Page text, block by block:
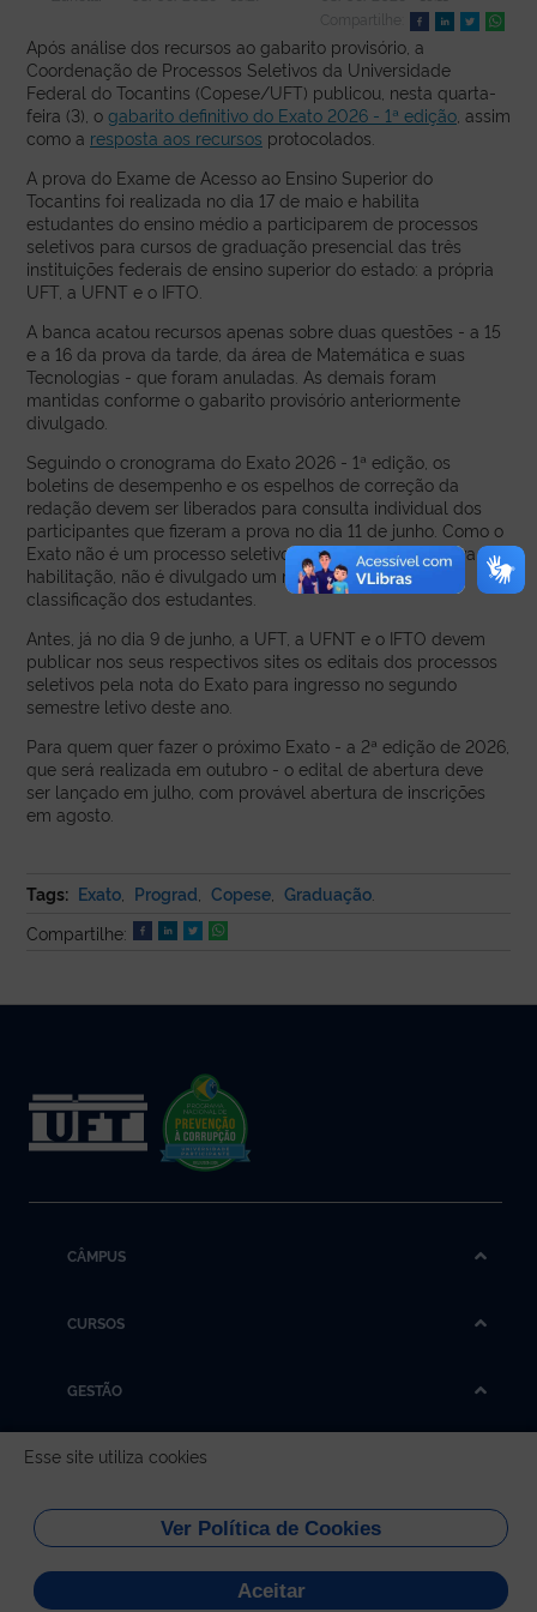
Compartilhe:
Após análise dos recursos ao gabarito provisório, a
Coordenação de Processos Seletivos da Universidade
Federal do Tocantins (Copese/UFT) publicou, nesta quarta-
feira (3), o gabarito definitivo do Exato 2026 - 1ª edição , assim
como a resposta aos recursos protocolados.
A prova do Exame de Acesso ao Ensino Superior do
Tocantins foi realizada no dia 17 de maio e habilita
estudantes do ensino médio a participarem de processos
seletivos para cursos de graduação presencial das três
instituições federais de ensino superior do estado: a própria
UFT, a UFNT e o IFTO.
A banca acatou recursos apenas sobre duas questões - a 15
e a 16 da prova da tarde, da área de Matemática e suas
Tecnologias - que foram anuladas. As demais foram
mantidas conforme o gabarito provisório anteriormente
divulgado.
Seguindo o cronograma do Exato 2026 - 1ª edição, os
boletins de desempenho e os espelhos de correção da
redação devem ser liberados para consulta individual dos
participantes que fizeram a prova no dia 11 de junho. Como o
Exato não é um processo seletivo em si, e sim uma prova de
habilitação, não é divulgado um ranking ou lista de
classificação dos estudantes.
Antes, já no dia 9 de junho, a UFT, a UFNT e o IFTO devem
publicar nos seus respectivos sites os editais dos processos
seletivos pela nota do Exato para ingresso no segundo
semestre letivo deste ano.
Para quem quer fazer o próximo Exato - a 2ª edição de 2026,
que será realizada em outubro - o edital de abertura deve
ser lançado em julho, com provável abertura de inscrições
em agosto.
Tags: Exato Prograd Copese Graduação
Compartilhe:
Esse site utiliza cookies
Ver Política de Cookies
Aceitar
CÂMPUS
CURSOS
GESTÃO
Universidade Federal do
Tocantins